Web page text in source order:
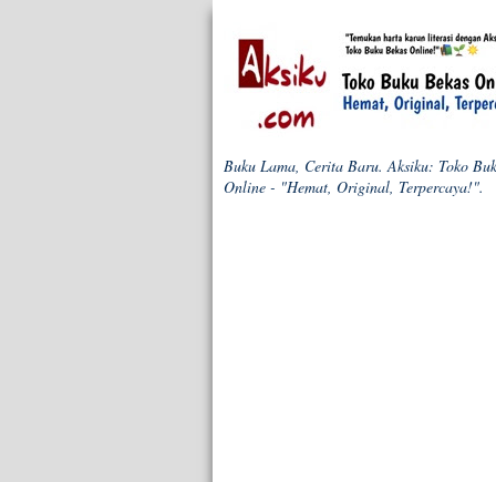
Buku Lama, Cerita Baru. Aksiku: Toko
Online - "Hemat, Original, Terpercaya!".